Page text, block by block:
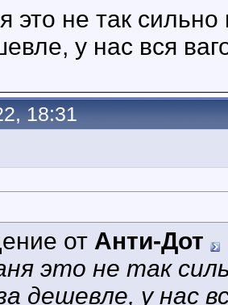
это не так
у нас вся
18:31
от Анти-Дот
это не так
дешевле, у нас